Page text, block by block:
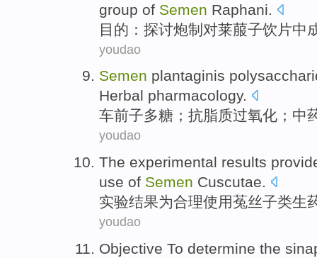
group of Semen Raphani
目的 ： 探讨炮制 对莱菔子饮片中
youdao
Semen plantaginis
Herbal pharmacology.
车前子多糖 ；抗脂质过氧化 ； 中
youdao
The experimental results
use of Semen Cuscutae.
实验结果为合理使用菟丝子类生
youdao
Objective To determine the